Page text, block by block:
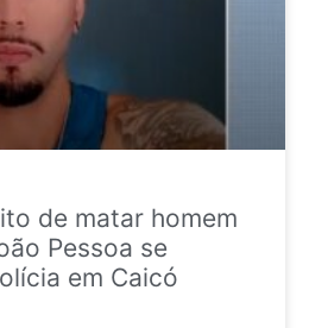
de matar homem
Pessoa se
em Caicó